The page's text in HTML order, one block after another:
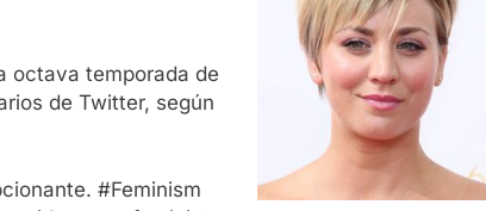
octava temporada de
de Twitter, según
#Feminism